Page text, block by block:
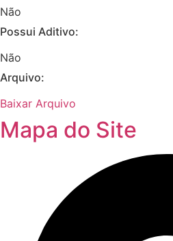
Não
Possui Aditivo:​
Não
Arquivo:
Baixar Arquivo
Mapa do Site